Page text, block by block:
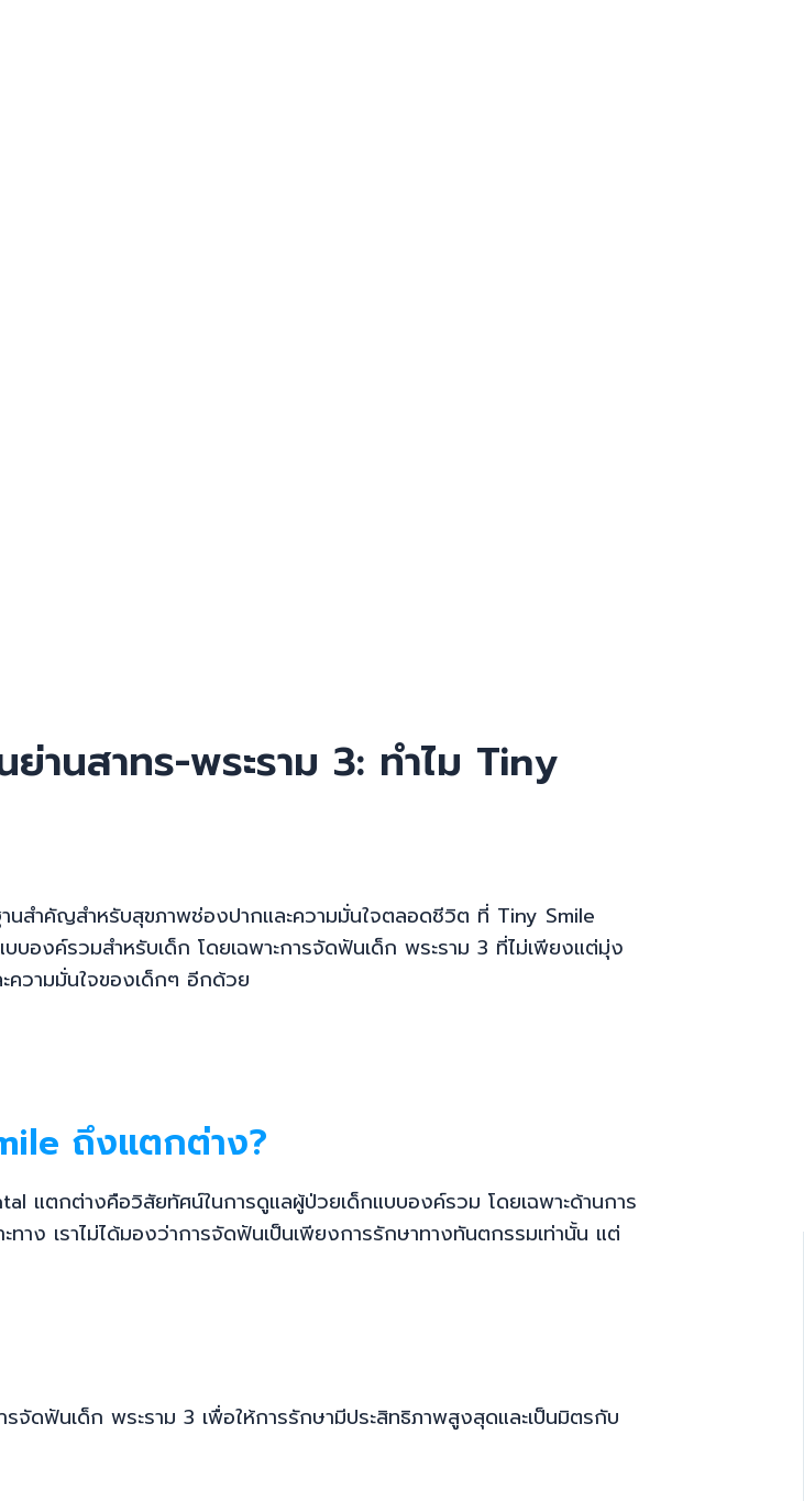
านสาทร-พระราม 3: ทำไม Tiny
นสำคัญสำหรับสุขภาพช่องปากและความมั่นใจตลอดชีวิต ที่ Tiny Smile
องค์รวมสำหรับเด็ก โดยเฉพาะการจัดฟันเด็ก พระราม 3 ที่ไม่เพียงแต่มุ่ง
ความมั่นใจของเด็กๆ อีกด้วย
ถึงแตกต่าง?
แตกต่างคือวิสัยทัศน์ในการดูแลผู้ป่วยเด็กแบบองค์รวม โดยเฉพาะด้านการ
าง เราไม่ได้มองว่าการจัดฟันเป็นเพียงการรักษาทางทันตกรรมเท่านั้น แต่
จัดฟันเด็ก พระราม 3 เพื่อให้การรักษามีประสิทธิภาพสูงสุดและเป็นมิตรกับ